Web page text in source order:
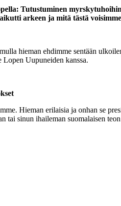
Tutustuminen
arkeen ja mitä tästä
hieman ehdimme sentään
Uupuneiden kanssa.
Hieman erilaisia ja onhan se
tai sinun ihaileman suomalaisen